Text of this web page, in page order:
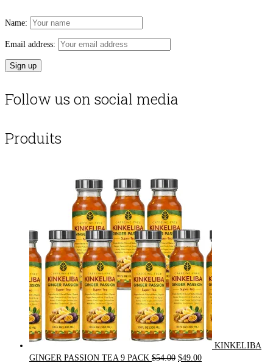
Name:
Email address:
Follow us on social media
Produits
KINKELIBA
GINGER PASSION TEA 9 PACK $54.00 Original
$49.00Current